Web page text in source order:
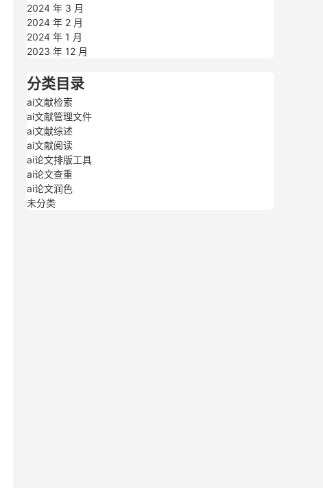
2024 年 3 月
2024 年 2 月
2024 年 1 月
2023 年 12 月
分类目录
ai文献检索
ai文献管理文件
ai文献综述
ai文献阅读
ai论文排版工具
ai论文查重
ai论文润色
未分类